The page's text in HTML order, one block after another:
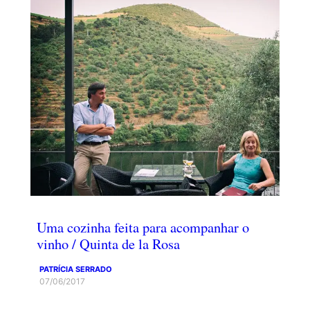
Uma cozinha feita para acompanhar o
vinho / Quinta de la Rosa
PATRÍCIA SERRADO
07/06/2017